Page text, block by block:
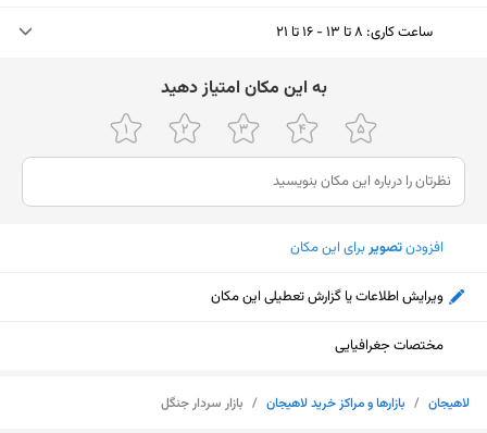
ساعت کاری: ۸ تا ۱۳ - ۱۶ تا ۲۱
۸ تا ۱۳ - ۱۶ تا ۲۱
دوشنبه
۸ تا ۱۳ - ۱۶ تا ۲۱
سه‌شنبه
۸ تا ۱۳ - ۱۶ تا ۲۱
چهارشنبه
پنجشنبه
جمعه
ﺑﻪ اﯾﻦ ﻣﮑﺎن اﻣﺘﯿﺎز دﻫﯿﺪ
افزودنتصویربرای این مکان
ویرایش اطلاعات یا گزارش تعطیلی این مکان
مختصات جغرافیایی
لاهیجان / بازارها و مراکز خرید لاهیجان / بازار سردار جنگل